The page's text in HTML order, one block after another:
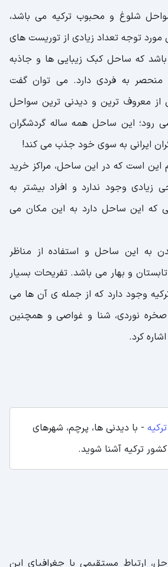
شلوغ و محبوب ترکیه می باشد،
توجه تعداد زیادی از توریست های
که ساحل کبک زیبایی ها و جاذبه
منحصر به فردی دارد. می توان گفت
از معروف ترین و دیدنی ترین سواحل
رود؛ این ساحل همه ساله گردشگران
ایرانی به سوی خود جذب می کند!
این است که در این ساحل، مراکز خرید
زیادی وجود ندارد و افراد بیشتر به
که این ساحل دارد به این مکان می
به این ساحل و استفاده از مناظر
و بهار می باشد. تفریحات بسیار
وجود دارد که از جمله ی آن ها می
صخره نوردی، شنا و غواصی و همچنین
کرد.
- با دیدنی ها، پرچم، شهرهای
ترکیه آشنا شوید.
ارتباط مستقیمی با جغرافیای این